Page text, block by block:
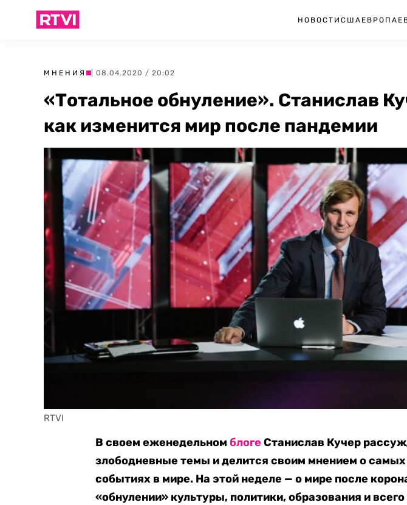
НОВОСТИ США ЕВРОПА
МНЕНИЯ | 08.04.2020 / 20:02
«Тотальное обнуление». Станислав
как изменится мир после пандемии
RTVI
В своем еженедельномблоге Станислав Кучер
злободневные темы и делится своим мнением о
событиях в мире. На этой неделе — о мире после
«обнулении» культуры, политики, образования и